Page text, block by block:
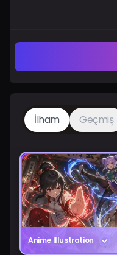
İlham Geçmiş
Anime Illustration